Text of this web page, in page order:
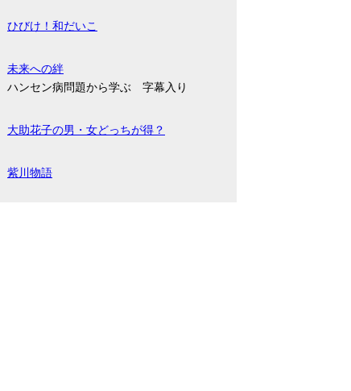
ひびけ！和だいこ
未来への絆
ハンセン病問題から学ぶ 字幕入り
大助花子の男・女どっちが得？
紫川物語